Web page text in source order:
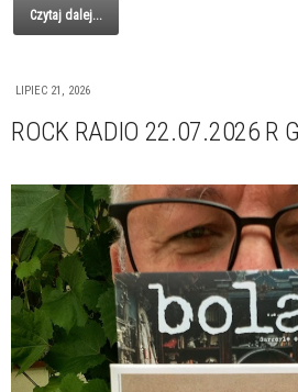
Czytaj dalej...
LIPIEC 21, 2026
ROCK RADIO 22.07.2026 R